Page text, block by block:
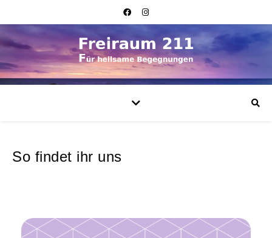
So findet ihr uns